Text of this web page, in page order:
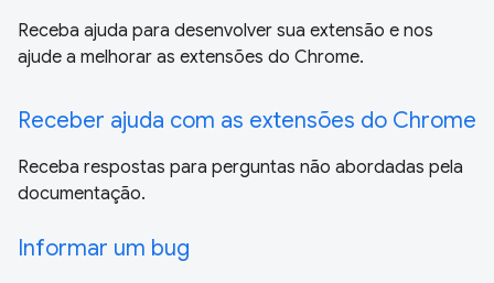
Receba ajuda para desenvolver sua extensão e nos
ajude a melhorar as extensões do Chrome.
Receber ajuda com as extensões do Chrome
Receba respostas para perguntas não abordadas pela
documentação.
Informar um bug